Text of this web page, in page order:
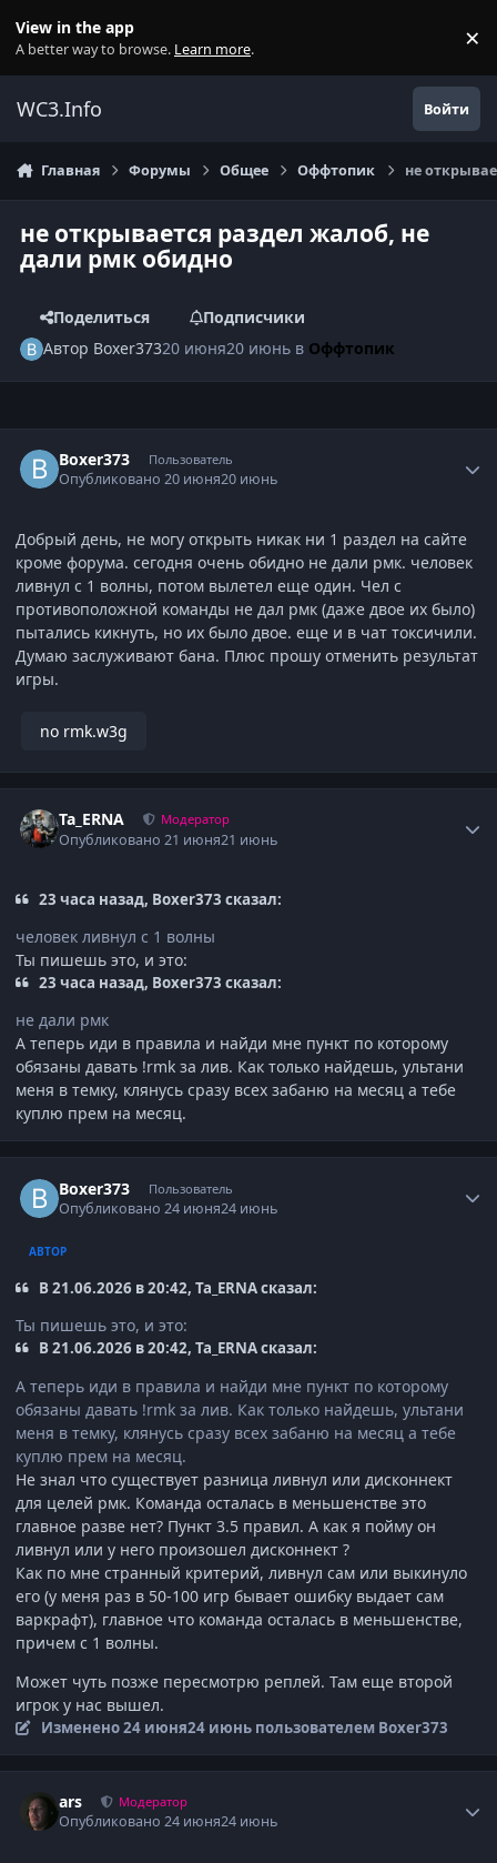
View in the app
A better way to browse. Learn more. ×
WC3.Info Войти
Главная Форумы Общее Оффтопик не
не открывается раздел жалоб, не
дали рмк обидно
Поделиться
Подписчики
Автор Boxer37320 июня20 июнь в Оффтопик
Boxer373 Пользователь
Опубликовано20 июня20 июнь
Добрый день, не могу открыть никак ни 1 раздел на сайте
кроме форума. сегодня очень обидно не дали рмк. человек
ливнул с 1 волны, потом вылетел еще один. Чел с
противоположной команды не дал рмк (даже двое их было)
пытались кикнуть, но их было двое. еще и в чат токсичили.
Думаю заслуживают бана. Плюс прошу отменить результат
игры.
no rmk.w3g
Ta_ERNA Модератор
Опубликовано21 июня21 июнь
23 часа назад, Boxer373 сказал:
человек ливнул с 1 волны
Ты пишешь это, и это:
23 часа назад, Boxer373 сказал:
не дали рмк
А теперь иди в правила и найди мне пункт по которому
обязаны давать !rmk за лив. Как только найдешь, ультани
меня в темку, клянусь сразу всех забаню на месяц а тебе
куплю прем на месяц.
Boxer373 Пользователь
Опубликовано24 июня24 июнь
АВТОР
В 21.06.2026 в 20:42, Ta_ERNA сказал:
Ты пишешь это, и это:
В 21.06.2026 в 20:42, Ta_ERNA сказал:
А теперь иди в правила и найди мне пункт по которому
обязаны давать !rmk за лив. Как только найдешь, ультани
меня в темку, клянусь сразу всех забаню на месяц а тебе
куплю прем на месяц.
Не знал что существует разница ливнул или дисконнект
для целей рмк. Команда осталась в меньшенстве это
главное разве нет? Пункт 3.5 правил. А как я пойму он
ливнул или у него произошел дисконнект ?
Как по мне странный критерий, ливнул сам или выкинуло
его (у меня раз в 50-100 игр бывает ошибку выдает сам
варкрафт), главное что команда осталась в меньшенстве,
причем с 1 волны.
Может чуть позже пересмотрю реплей. Там еще второй
игрок у нас вышел.
Изменено24 июня24 июньпользователем Boxer373
ars Модератор
Опубликовано24 июня24 июнь